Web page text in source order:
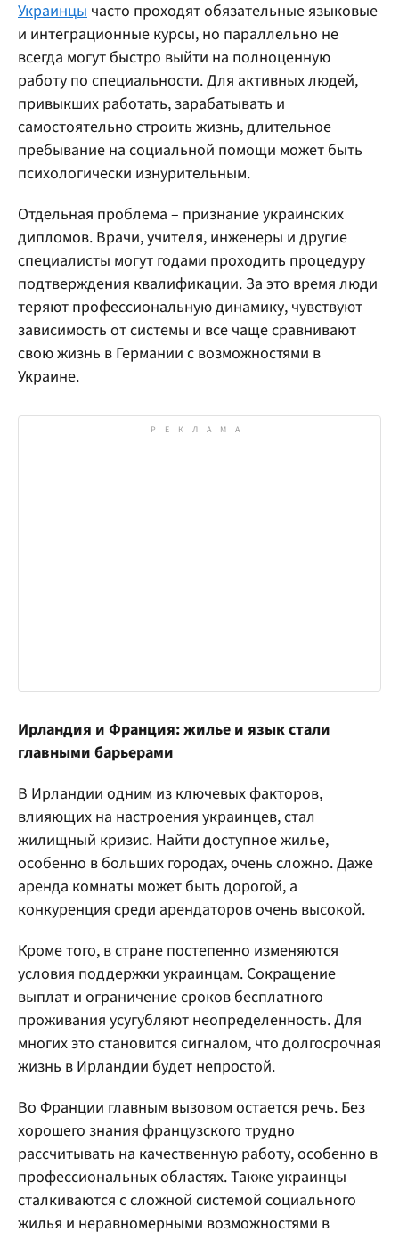
Украинцы часто проходят обязательные языковые
и интеграционные курсы, но параллельно не
всегда могут быстро выйти на полноценную
работу по специальности. Для активных людей,
привыкших работать, зарабатывать и
самостоятельно строить жизнь, длительное
пребывание на социальной помощи может быть
психологически изнурительным.
Отдельная проблема – признание украинских
дипломов. Врачи, учителя, инженеры и другие
специалисты могут годами проходить процедуру
подтверждения квалификации. За это время люди
теряют профессиональную динамику, чувствуют
зависимость от системы и все чаще сравнивают
свою жизнь в Германии с возможностями в
Украине.
Ирландия и Франция: жилье и язык стали
главными барьерами
В Ирландии одним из ключевых факторов,
влияющих на настроения украинцев, стал
жилищный кризис. Найти доступное жилье,
особенно в больших городах, очень сложно. Даже
аренда комнаты может быть дорогой, а
конкуренция среди арендаторов очень высокой.
Кроме того, в стране постепенно изменяются
условия поддержки украинцам. Сокращение
выплат и ограничение сроков бесплатного
проживания усугубляют неопределенность. Для
многих это становится сигналом, что долгосрочная
жизнь в Ирландии будет непростой.
Во Франции главным вызовом остается речь. Без
хорошего знания французского трудно
рассчитывать на качественную работу, особенно в
профессиональных областях. Также украинцы
сталкиваются с сложной системой социального
жилья и неравномерными возможностями в